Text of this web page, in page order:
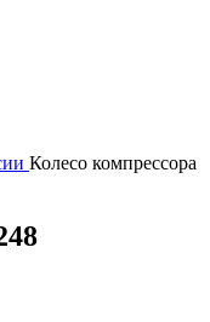
Колесо компрессора